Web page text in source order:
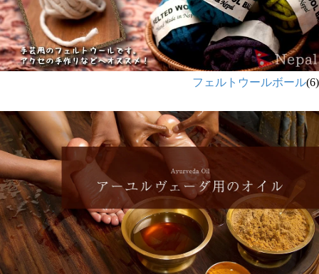
フェルトウールボール(6)